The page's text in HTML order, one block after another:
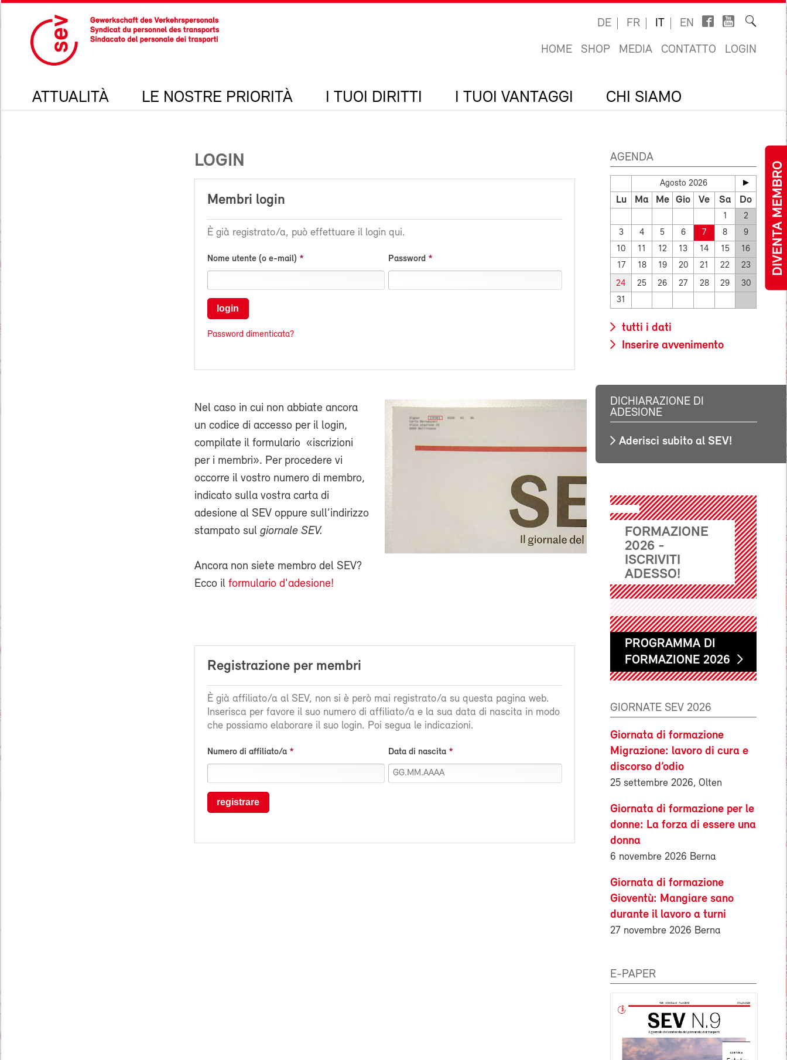
DIVENTA MEMBRO
DE FR IT EN
HOME SHOP MEDIA CONTATTO LOGIN
ATTUALITÀ LE NOSTRE PRIORITÀ I TUOI DIRITTI I TUOI VANTAGGI CHI SIAMO
LOGIN
Membri login
È già registrato/a, può effettuare il login qui.
Nome utente (o e-mail) Password
login
Password dimenticata?
Nel caso in cui non abbiate ancora
un codice di accesso per il login,
compilate il formulario «iscrizioni
per i membri». Per procedere vi
occorre il vostro numero di membro,
indicato sulla vostra carta di
adesione al SEV oppure sull’indirizzo
stampato sul giornale SEV.
Ancora non siete membro del SEV?
Ecco il formulario d'adesione!
Registrazione per membri
È già affiliato/a al SEV, non si è però mai registrato/a su questa pagina web.
Inserisca per favore il suo numero di affiliato/a e la sua data di nascita in modo
che possiamo elaborare il suo login. Poi segua le indicazioni.
Numero di affiliato/a Data di nascita
registrare
AGENDA
Agosto 2026
Lu Ma Me Gio Ve Sa Do
1
2
3
4 5 6 7 8
9
10
11 12 13 14 15
16
17
18 19 20 21 22 23
24 25 26 27 28 29
30
31
tutti i dati
Inserire avvenimento
DICHIARAZIONE DI
ADESIONE
Aderisci subito al SEV!
FORMAZIONE
2026 -
ISCRIVITI
ADESSO!
PROGRAMMA DI
FORMAZIONE 2026
GIORNATE SEV 2026
Giornata di formazione
Migrazione: lavoro di cura e
discorso d’odio
25 settembre 2026, Olten
Giornata di formazione per le
donne: La forza di essere una
donna
6 novembre 2026 Berna
Giornata di formazione
Gioventù: Mangiare sano
durante il lavoro a turni
27 novembre 2026 Berna
E-PAPER